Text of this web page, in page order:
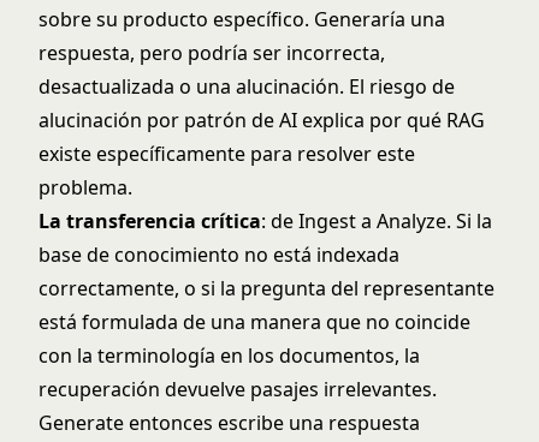
sobre su producto específico. Generaría una
respuesta, pero podría ser incorrecta,
desactualizada o una alucinación. El riesgo de
alucinación por patrón de AIexplica por qué RAG
existe específicamente para resolver este
problema.
La transferencia crítica: de Ingest a Analyze. Si la
base de conocimiento no está indexada
correctamente, o si la pregunta del representante
está formulada de una manera que no coincide
con la terminología en los documentos, la
recuperación devuelve pasajes irrelevantes.
Generate entonces escribe una respuesta